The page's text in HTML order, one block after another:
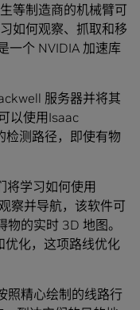
等制造商的机械臂可
如何观察、抓取和移
一个 NVIDIA 加速库
服务器并将其
以使用Isaac
测路径，即使有物
将学习如何使用
察并导航，该软件可
的实时 3D 地图。
优化，这项路线优化
照精心绘制的线路行